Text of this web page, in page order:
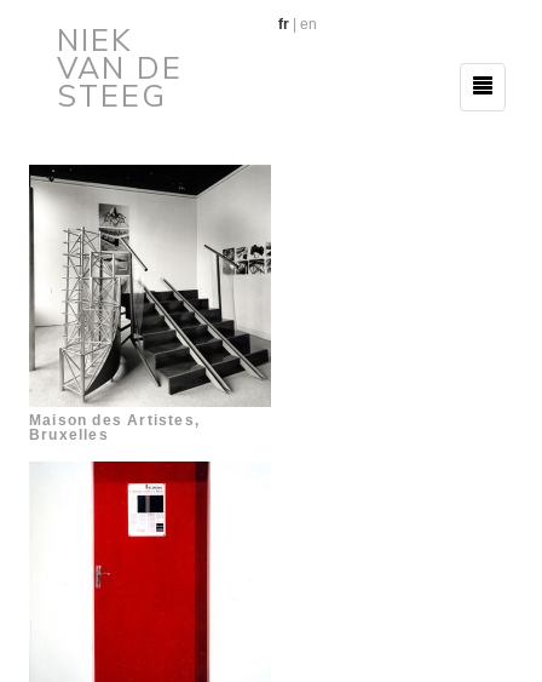
NIEK
VAN DE
STEEG
fr en
Maison des Artistes,
Bruxelles